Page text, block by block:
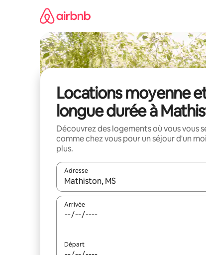
Locations moyenne
longue durée à
Découvrez des logements où vous vous
comme chez vous pour un séjour d'un
plus.
Adresse
Lorsque les résultats s'affichent, utilisez les
Arrivée
Départ